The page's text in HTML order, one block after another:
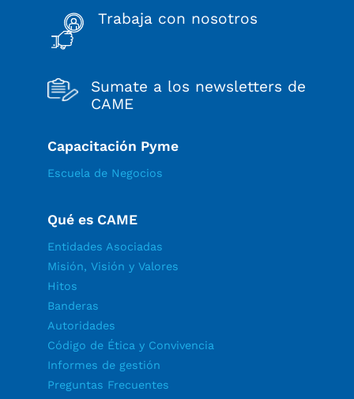
Trabaja con nosotros
Sumate a los newsletters de
CAME
Capacitación Pyme
Escuela de Negocios
Qué es CAME
Entidades Asociadas
Misión, Visión y Valores
Hitos
Banderas
Autoridades
Código de Ética y Convivencia
Informes de gestión
Preguntas Frecuentes